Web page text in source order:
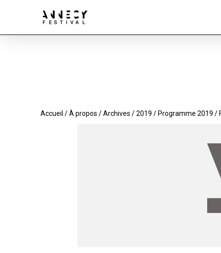
Accueil /À propos /Archives /2019 / Programme 2019 /